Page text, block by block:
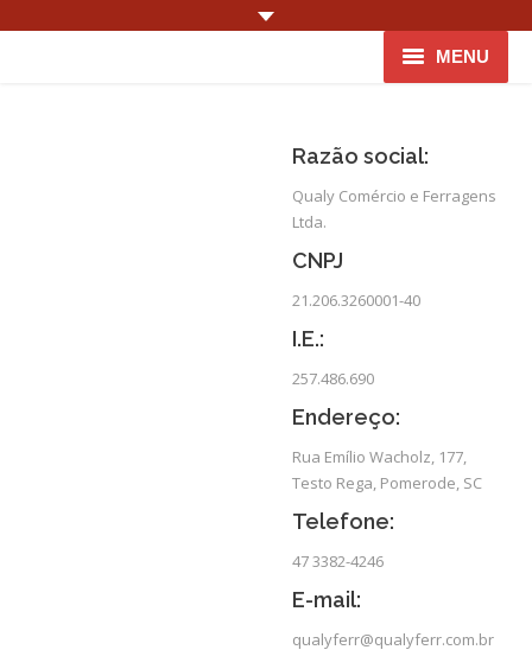
MENU
Razão social:
Qualy Comércio e Ferragens
Ltda.
CNPJ
21.206.3260001-40
I.E.:
257.486.690
Endereço:
Rua Emílio Wacholz, 177,
Testo Rega, Pomerode, SC
Telefone:
47 3382-4246
E-mail:
qualyferr@qualyferr.com.br